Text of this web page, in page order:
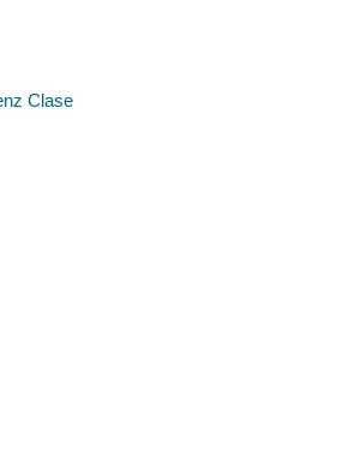
Clase